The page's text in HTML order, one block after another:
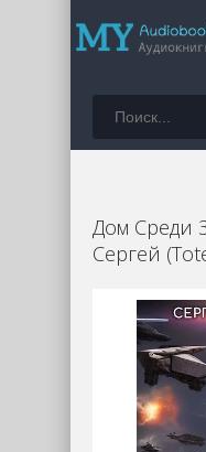
Дом Среди
Сергей